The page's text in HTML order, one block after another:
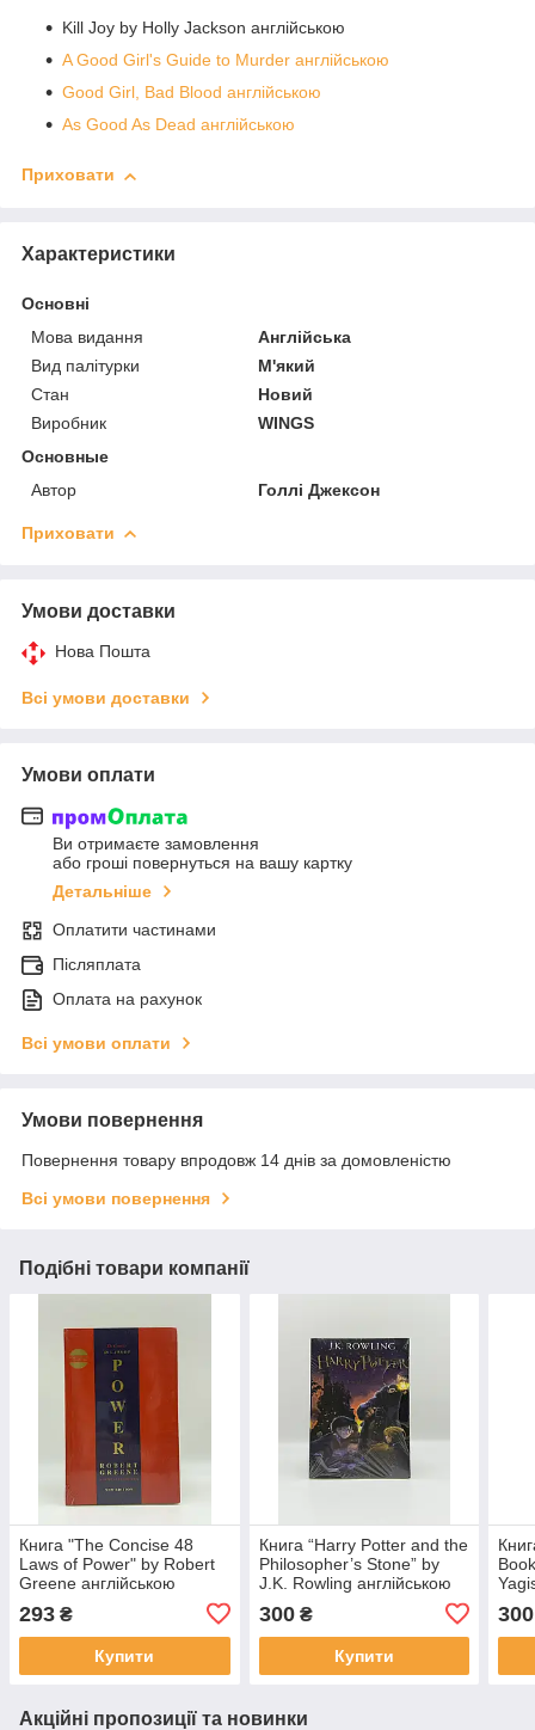
Kill Joy by Holly Jackson англійською
A Good Girl's Guide to Murder англійською
Good Girl, Bad Blood англійською
As Good As Dead англійською
Приховати
Характеристики
Основні
Мова видання
Англійська
Вид палітурки
М'який
Стан
Новий
Виробник
WINGS
Основные
Автор
Голлі Джексон
Приховати
Умови доставки
Нова Пошта
Всі умови доставки
Умови оплати
Ви отримаєте замовлення
або гроші повернуться на вашу картку
Детальніше
Оплатити частинами
Післяплата
Оплата на рахунок
Всі умови оплати
Умови повернення
Повернення товару впродовж 14 днів за домовленістю
Всі умови повернення
Подібні товари компанії
Книга "The Concise 48
Laws of Power" by Robert
Greene англійською
293 ₴
Купити
Книга “Harry Potter and the
Philosopher’s Stone” by
J.K. Rowling англійською
300₴
Купити
300
Акційні пропозиції та новинки